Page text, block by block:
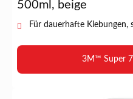
500ml, beige
Für dauerhafte Klebungen,
3M™ Super